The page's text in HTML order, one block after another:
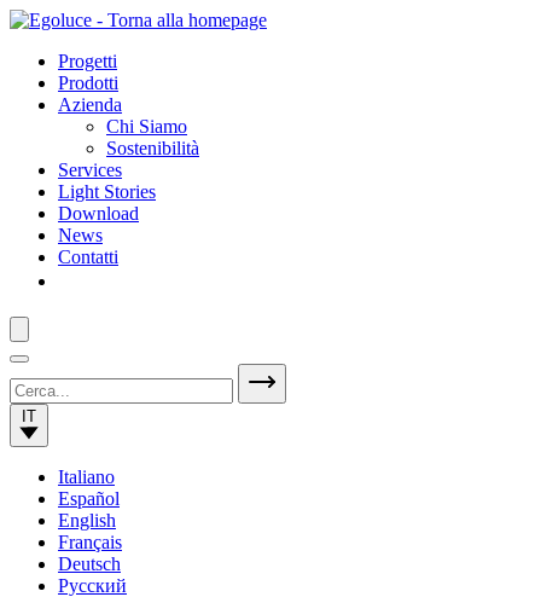
Progetti
Prodotti
Azienda
Chi Siamo
Sostenibilità
Services
Light Stories
Download
News
Contatti
IT
Italiano
Español
English
Français
Deutsch
Русский